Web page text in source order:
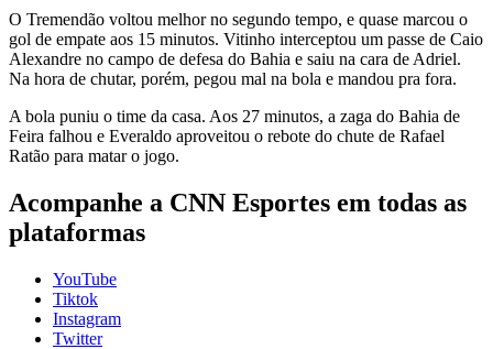
O Tremendão voltou melhor no segundo tempo, e quase marcou o
gol de empate aos 15 minutos. Vitinho interceptou um passe de Caio
Alexandre no campo de defesa do Bahia e saiu na cara de Adriel.
Na hora de chutar, porém, pegou mal na bola e mandou pra fora.
A bola puniu o time da casa. Aos 27 minutos, a zaga do Bahia de
Feira falhou e Everaldo aproveitou o rebote do chute de Rafael
Ratão para matar o jogo.
Acompanhe a CNN Esportes em todas as
plataformas
YouTube
Tiktok
Instagram
Twitter